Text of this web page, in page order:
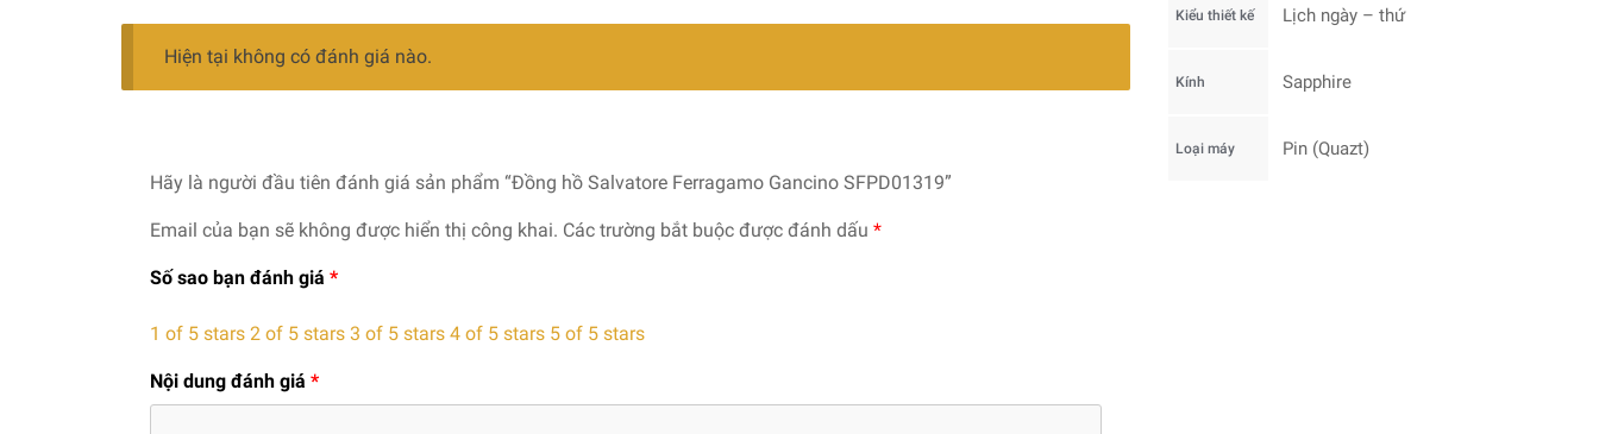
Hiện tại không có đánh giá nào.
Hãy là người đầu tiên đánh giá sản phẩm “Đồng hồ Salvatore Ferragamo Gancino SFPD01319”
Email của bạn sẽ không được hiển thị công khai. Các trường bắt buộc được đánh dấu *
Số sao bạn đánh giá *
1 of 5 stars 2 of 5 stars 3 of 5 stars 4 of 5 stars 5 of 5 stars
Nội dung đánh giá *
Kiểu thiết kế Lịch ngày – thứ
Kính Sapphire
Loại máy Pin (Quazt)